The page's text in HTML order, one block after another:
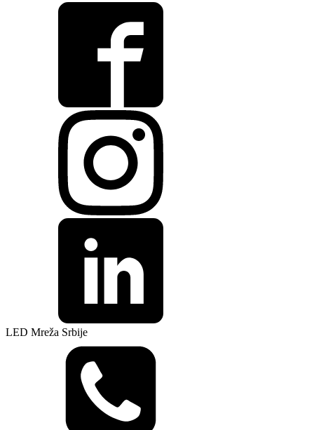
LED Mreža Srbije